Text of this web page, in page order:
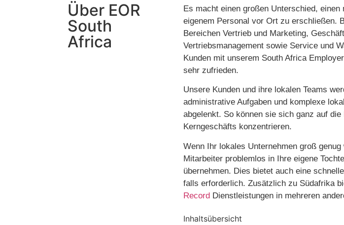
Über EOR
South
Africa
Es macht einen großen Unterschied, einen
eigenem Personal vor Ort zu erschließen.
Bereichen Vertrieb und Marketing,
Vertriebsmanagement sowie Service und
Kunden mit unserem South Africa
sehr zufrieden.
Unsere Kunden und ihre lokalen Teams
administrative Aufgaben und komplexe
abgelenkt. So können sie sich ganz auf
Kerngeschäfts konzentrieren.
Wenn Ihr lokales Unternehmen groß
Mitarbeiter problemlos in Ihre eigene
übernehmen. Dies bietet auch eine
falls erforderlich. Zusätzlich zu Südafrika
RecordDienstleistungen in mehreren
Inhaltsübersicht